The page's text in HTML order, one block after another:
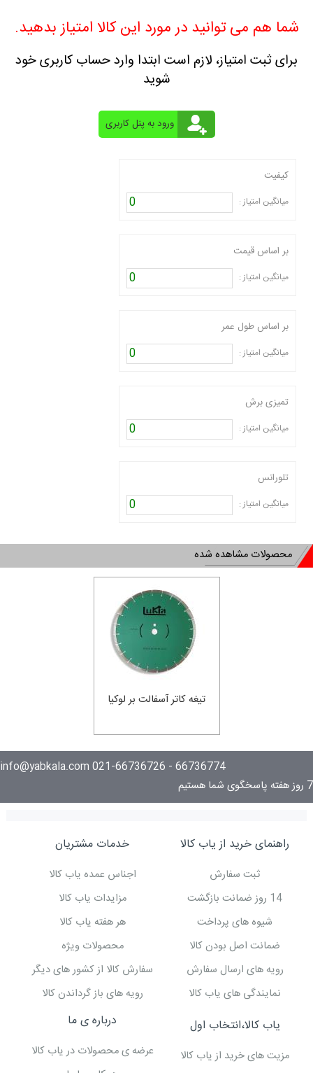
شما هم می توانید در مورد این کالا امتیاز بدهید.
برای ثبت امتیاز، لازم است ابتدا وارد حساب کاربری خود
شوید
کیفیت
میانگین امتیاز : 0
بر اساس قیمت
میانگین امتیاز : 0
بر اساس طول عمر
میانگین امتیاز : 0
تمیزی برش
میانگین امتیاز : 0
تلورانس
میانگین امتیاز : 0
محصولات مشاهده شده
تیغه کاتر آسفالت بر لوکیا
66736774 - 021-66736726 info@yabkala.com
7 روز هفته پاسخگوی شما هستیم
راهنمای خرید از یاب کالا
ثبت سفارش
14 روز ضمانت بازگشت
شیوه های پرداخت
ضمانت اصل بودن کالا
رویه های ارسال سفارش
نمایندگی های یاب کالا
خدمات مشتریان
اجناس عمده یاب کالا
مزایدات یاب کالا
هر هفته یاب کالا
محصولات ویژه
سفارش کالا از کشور های دیگر
رویه های باز گرداندن کالا
یاب کالا،انتخاب اول
مزیت های خرید از یاب کالا
درباره ی ما
عرضه ی محصولات در یاب کالا